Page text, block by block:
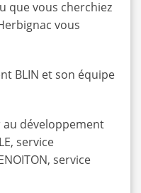
que vous cherchiez
vous
BLIN et son équipe
au développement
service
service